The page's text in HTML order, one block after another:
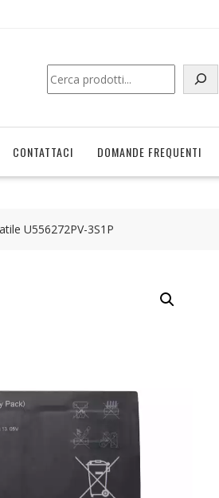
Cerca
CONTATTACI DOMANDE FREQUENTI
U556272PV-3S1P